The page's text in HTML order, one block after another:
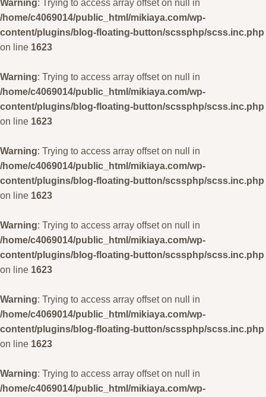
Warning: Trying to access array offset on null in
/home/c4069014/public_html/mikiaya.com/wp-
content/plugins/blog-floating-button/scssphp/scss.inc.php
on line 1623
Warning: Trying to access array offset on null in
/home/c4069014/public_html/mikiaya.com/wp-
content/plugins/blog-floating-button/scssphp/scss.inc.php
on line 1623
Warning: Trying to access array offset on null in
/home/c4069014/public_html/mikiaya.com/wp-
content/plugins/blog-floating-button/scssphp/scss.inc.php
on line 1623
Warning: Trying to access array offset on null in
/home/c4069014/public_html/mikiaya.com/wp-
content/plugins/blog-floating-button/scssphp/scss.inc.php
on line 1623
Warning: Trying to access array offset on null in
/home/c4069014/public_html/mikiaya.com/wp-
content/plugins/blog-floating-button/scssphp/scss.inc.php
on line 1623
Warning: Trying to access array offset on null in
/home/c4069014/public_html/mikiaya.com/wp-